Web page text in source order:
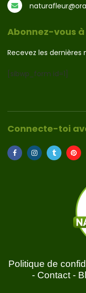
Abonnez-vous
Recevez les dernières
[sibwp_form id=1]
Connecte-toi
Politique de
- Contact -